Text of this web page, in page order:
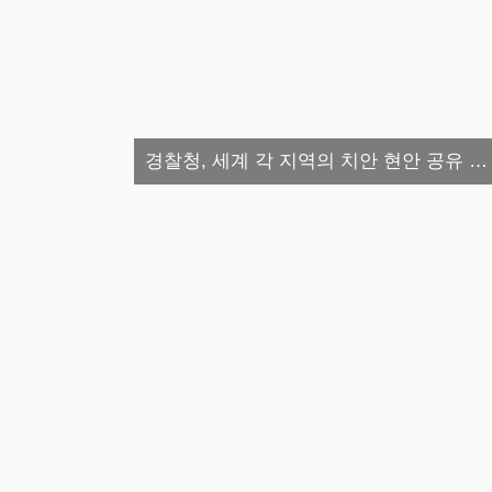
경찰청, 세계 각 지역의 치안 현안 공유